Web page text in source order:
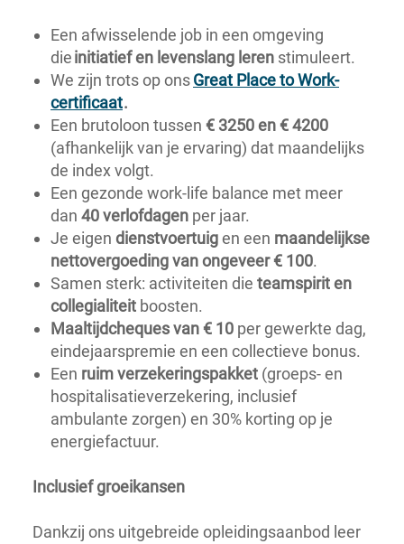
Een afwisselende job in een omgeving
dieinitiatief en levenslang leren stimuleert.
We zijn trots op onsGreat Place to Work-
certificaat.
Een brutoloon tussen € 3250 en € 4200
(afhankelijk van je ervaring) dat maandelijks
de index volgt.
Een gezonde work-life balance met meer
dan 40 verlofdagen per jaar.
Je eigen dienstvoertuigen een maandelijkse
nettovergoeding van ongeveer € 100.
Samen sterk: activiteiten die teamspirit en
collegialiteit boosten.
Maaltijdcheques van € 10 per gewerkte dag,
eindejaarspremie en een collectieve bonus.
Een ruim verzekeringspakket (groeps- en
hospitalisatieverzekering, inclusief
ambulante zorgen) en 30% korting op je
energiefactuur.
Inclusief groeikansen
Dankzij ons uitgebreide opleidingsaanbod leer